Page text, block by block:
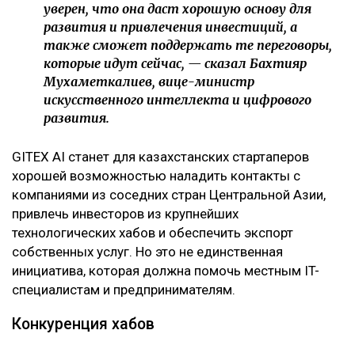
уверен, что она даст хорошую основу для
развития и привлечения инвестиций, а
также сможет поддержать те переговоры,
которые идут сейчас, — сказал Бахтияр
Мухаметкалиев, вице-министр
искусственного интеллекта и цифрового
развития.
GITEX AI станет для казахстанских стартаперов
хорошей возможностью наладить контакты с
компаниями из соседних стран Центральной Азии,
привлечь инвесторов из крупнейших
технологических хабов и обеспечить экспорт
собственных услуг. Но это не единственная
инициатива, которая должна помочь местным IT-
специалистам и предпринимателям.
Конкуренция хабов